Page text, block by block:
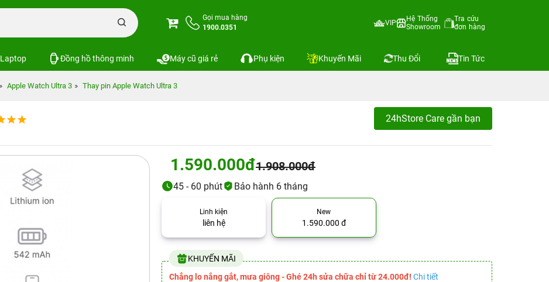
Gọi mua hàng
1900.0351
VIP
Hệ Thống
Showroom
Tra cứu
đơn hàng
Laptop Đồng hồ thông minh Máy cũ giá rẻ Phụ kiện Khuyến Mãi Thu Đổi Tin Tức
Apple Watch Ultra 3 Thay pin Apple Watch Ultra 3
24hStore Care gần bạn
1.590.000đ1.908.000đ
45 - 60 phút Bảo hành 6 tháng
Linh kiện
liên hệ
New
1.590.000 đ
KHUYẾN MÃI
Chẳng lo nắng gắt, mưa giông - Ghé 24h sửa chữa chỉ từ 24.000đ! Chi tiết